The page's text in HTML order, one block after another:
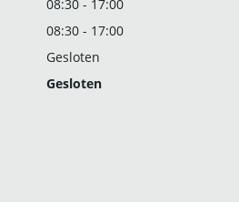
08:30 - 17:00
08:30 - 17:00
Gesloten
Gesloten